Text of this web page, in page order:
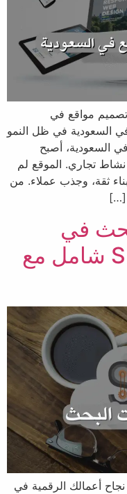
مواقع في
السعودية في ظل النمو
في السعودية، أصبح
نشاط تجاري. الموقع لم
ثقة، وجذب عملاء. من
[…]
في
السعودية | دليل SEO شامل مع
أعمالك الرقمية في